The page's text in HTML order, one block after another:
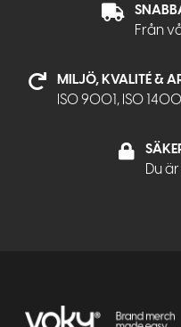
Från
MILJÖ, KVALITÉ &
ISO 9001, ISO
Du